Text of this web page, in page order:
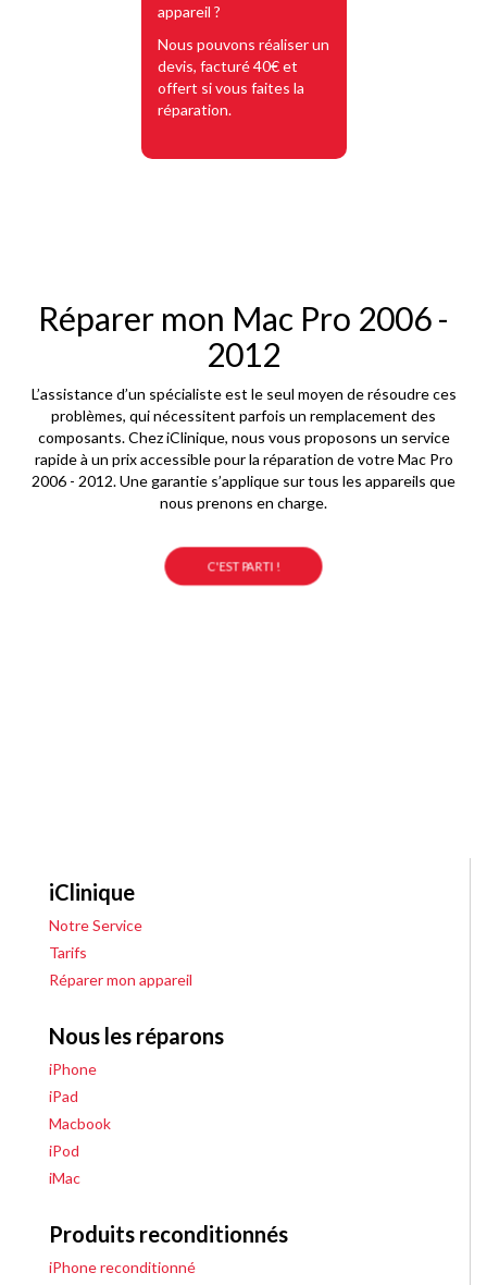
appareil ?
Nous pouvons réaliser un
devis, facturé 40€ et
offert si vous faites la
réparation.
Réparer mon Mac Pro 2006 -
2012
L’assistance d’un spécialiste est le seul moyen de résoudre ces
problèmes, qui nécessitent parfois un remplacement des
composants. Chez iClinique, nous vous proposons un service
rapide à un prix accessible pour la réparation de votre Mac Pro
2006 - 2012. Une garantie s’applique sur tous les appareils que
nous prenons en charge.
C'EST PARTI !
iClinique
Notre Service
Tarifs
Réparer mon appareil
Nous les réparons
iPhone
iPad
Macbook
iPod
iMac
Produits reconditionnés
iPhone reconditionné